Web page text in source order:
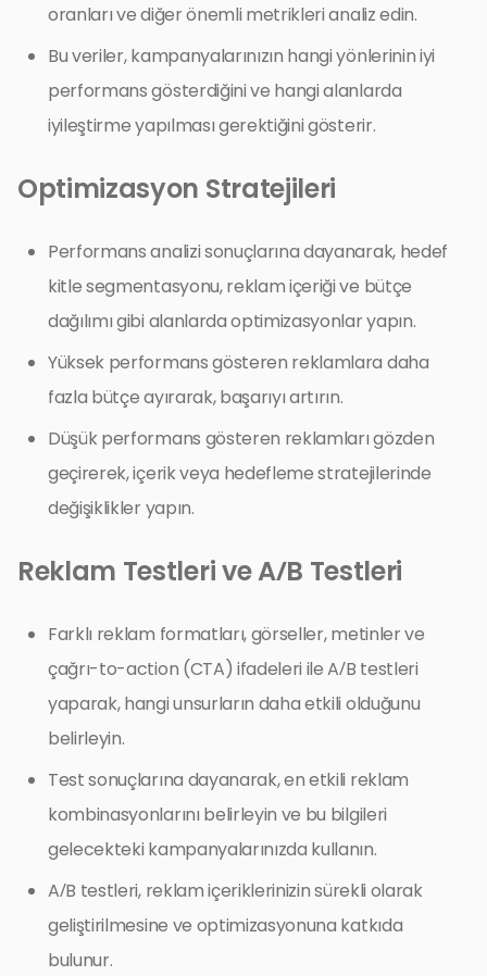
oranları ve diğer önemli metrikleri analiz edin.
Bu veriler, kampanyalarınızın hangi yönlerinin iyi
performans gösterdiğini ve hangi alanlarda
iyileştirme yapılması gerektiğini gösterir.
Optimizasyon Stratejileri
Performans analizi sonuçlarına dayanarak, hedef
kitle segmentasyonu, reklam içeriği ve bütçe
dağılımı gibi alanlarda optimizasyonlar yapın.
Yüksek performans gösteren reklamlara daha
fazla bütçe ayırarak, başarıyı artırın.
Düşük performans gösteren reklamları gözden
geçirerek, içerik veya hedefleme stratejilerinde
değişiklikler yapın.
Reklam Testleri ve A/B Testleri
Farklı reklam formatları, görseller, metinler ve
çağrı-to-action (CTA) ifadeleri ile A/B testleri
yaparak, hangi unsurların daha etkili olduğunu
belirleyin.
Test sonuçlarına dayanarak, en etkili reklam
kombinasyonlarını belirleyin ve bu bilgileri
gelecekteki kampanyalarınızda kullanın.
A/B testleri, reklam içeriklerinizin sürekli olarak
geliştirilmesine ve optimizasyonuna katkıda
bulunur.